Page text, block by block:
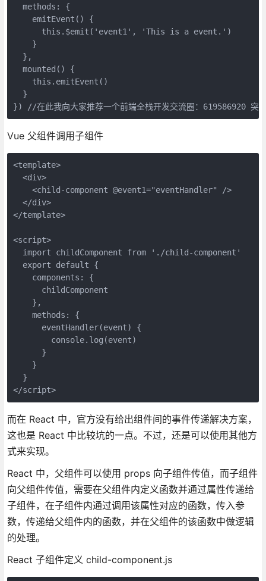
  methods: {
    emitEvent() {
      this.$emit('event1', 'This is a event.')
    }
  },
  mounted() {
    this.emitEvent()
  }
Vue 父组件调用子组件
<template>
  <div>
    <child-component @event1="eventHandler" />
  </div>
</template>
<script>
  import childComponent from './child-component'
  export default {
    components: {
      childComponent
    },
    methods: {
      eventHandler(event) {
        console.log(event)
      }
    }
  }
而在 React 中，官方没有给出组件间的事件传递解决方案，
这也是 React 中比较坑的一点。不过，还是可以使用其他方
式来实现。
React 中，父组件可以使用 props 向子组件传值，而子组件
向父组件传值，需要在父组件内定义函数并通过属性传递给
子组件，在子组件内通过调用该属性对应的函数，传入参
数，传递给父组件内的函数，并在父组件的该函数中做逻辑
的处理。
React 子组件定义 child-component.js